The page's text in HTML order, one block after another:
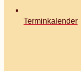
Terminkalender